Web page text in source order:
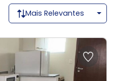
Mais Relevantes